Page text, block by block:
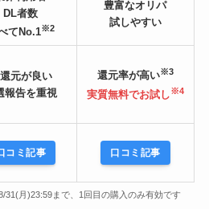
DL者数
てNo.1※2
豊富なオリパ
試しやすい
元が良い
報告を重視
還元率が高い※3
実質無料でお試し※4
コミ記事 口コミ記事
31(月)23:59まで、1回目の購入のみ有効です